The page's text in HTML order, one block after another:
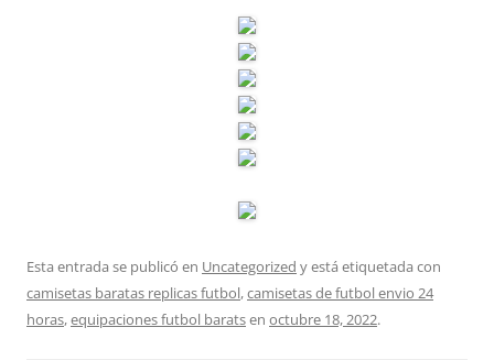
Esta entrada se publicó en Uncategorized y está etiquetada con
camisetas baratas replicas futbol,camisetas de futbol envio 24
horas,equipaciones futbol baratsen octubre 18, 2022.